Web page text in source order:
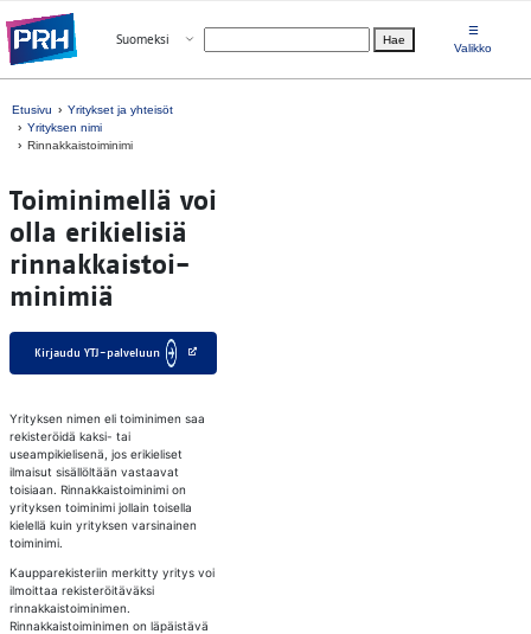
Valitse kieli
Suomeksi Avaa valikko Hae
☰
Valikko
Etusivu
Yritykset ja yhteisöt
Yrityksen nimi
Rinnakkaistoiminimi
Toi­mi­ni­mel­lä voi
olla eri­kie­li­siä
rin­nak­kais­toi­
mi­ni­miä
Kirjaudu YTJ-palveluun
Yrityksen nimen eli toiminimen saa
rekisteröidä kaksi- tai
useampikielisenä, jos erikieliset
ilmaisut sisällöltään vastaavat
toisiaan. Rinnakkaistoiminimi on
yrityksen toiminimi jollain toisella
kielellä kuin yrityksen varsinainen
toiminimi.
Kaupparekisteriin merkitty yritys voi
ilmoittaa rekisteröitäväksi
rinnakkaistoiminimen.
Rinnakkaistoiminimen on läpäistävä